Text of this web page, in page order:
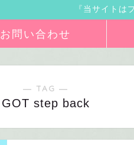
『当サイトは
お問い合わせ
― TAG ―
GOT step back